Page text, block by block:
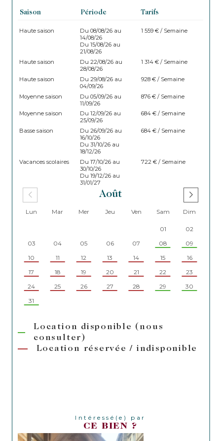
Saison Période Tarifs
Haute saison
Du 08/08/26 au
14/08/26
Du 15/08/26 au
21/08/26
1 559 € / Semaine
Haute saison
Du 22/08/26 au
28/08/26
1 314 € / Semaine
Haute saison
Du 29/08/26 au
04/09/26
928 € / Semaine
Moyenne saison
Du 05/09/26 au
11/09/26
876 € / Semaine
Moyenne saison
Du 12/09/26 au
25/09/26
684 € / Semaine
Basse saison
Du 26/09/26 au
16/10/26
Du 31/10/26 au
18/12/26
684 € / Semaine
Vacances scolaires
Du 17/10/26 au
30/10/26
Du 19/12/26 au
31/01/27
722 € / Semaine
Août
Lun Mar Mer Jeu Ven Sam Dim
01
02
03
04 05 06 07 08
09
10
11 12 13 14 15
16
17
18 19 20 21 22
23
24
25 26 27 28 29
30
31
Location disponible (nous
consulter)
Location réservée / indisponible
Intéressé(e) par
CE BIEN ?